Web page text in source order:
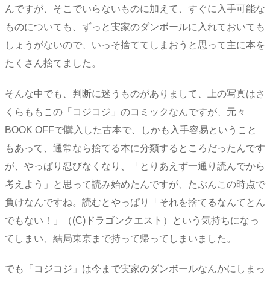
んですが、そこでいらないものに加えて、すぐに入手可能な
ものについても、ずっと実家のダンボールに入れておいても
しょうがないので、いっそ捨ててしまおうと思って主に本を
たくさん捨てました。
そんな中でも、判断に迷うものがありまして、上の写真はさ
くらももこの「コジコジ」のコミックなんですが、元々
BOOK OFFで購入した古本で、しかも入手容易ということ
もあって、通常なら捨てる本に分類するところだったんです
が、やっぱり忍びなくなり、「とりあえず一通り読んでから
考えよう」と思って読み始めたんですが、たぶんこの時点で
負けなんですね。読むとやっぱり「それを捨てるなんてとん
でもない！」（(C)ドラゴンクエスト）という気持ちになっ
てしまい、結局東京まで持って帰ってしまいました。
でも「コジコジ」は今まで実家のダンボールなんかにしまっ